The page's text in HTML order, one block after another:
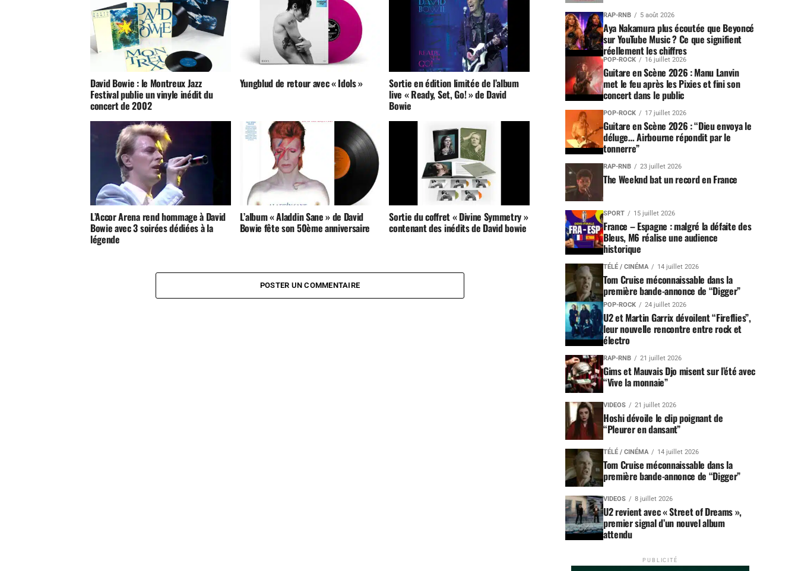
David Bowie : le Montreux Jazz
Festival publie un vinyle inédit du
concert de 2002
Yungblud de retour avec « Idols » Sortie en édition limitée de l’album
live « Ready, Set, Go! » de David
Bowie
L’Accor Arena rend hommage à David
Bowie avec 3 soirées dédiées à la
légende
L’album « Aladdin Sane » de David
Bowie fête son 50ème anniversaire
Sortie du coffret « Divine Symmetry »
contenant des inédits de David bowie
POSTER UN COMMENTAIRE
RAP-RNB 5 août 2026
Aya Nakamura plus écoutée que Beyoncé
sur YouTube Music ? Ce que signifient
réellement les chiffres
POP-ROCK 16 juillet 2026
Guitare en Scène 2026 : Manu Lanvin
met le feu après les Pixies et fini son
concert dans le public
POP-ROCK 17 juillet 2026
Guitare en Scène 2026 : “Dieu envoya le
déluge… Airbourne répondit par le
tonnerre”
RAP-RNB 23 juillet 2026
The Weeknd bat un record en France
SPORT 15 juillet 2026
France – Espagne : malgré la défaite des
Bleus, M6 réalise une audience
historique
TÉLÉ / CINÉMA 14 juillet 2026
Tom Cruise méconnaissable dans la
première bande-annonce de “Digger”
POP-ROCK 24 juillet 2026
U2 et Martin Garrix dévoilent “Fireflies”,
leur nouvelle rencontre entre rock et
électro
RAP-RNB 21 juillet 2026
Gims et Mauvais Djo misent sur l’été avec
“Vive la monnaie”
VIDEOS 21 juillet 2026
Hoshi dévoile le clip poignant de
“Pleurer en dansant”
TÉLÉ / CINÉMA 14 juillet 2026
Tom Cruise méconnaissable dans la
première bande-annonce de “Digger”
VIDEOS 8 juillet 2026
U2 revient avec « Street of Dreams »,
premier signal d’un nouvel album
attendu
PUBLICITÉ